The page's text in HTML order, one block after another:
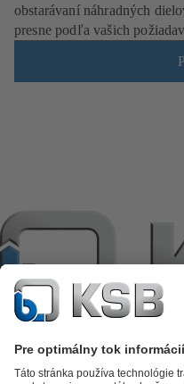
obstarávaní náhradných
presne podľa vašich